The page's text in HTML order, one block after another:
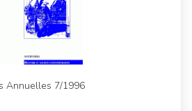
Annuelles 7/1996